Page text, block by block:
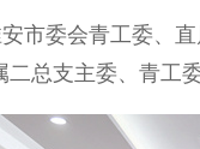
委会青工委、直
总支主委、青工